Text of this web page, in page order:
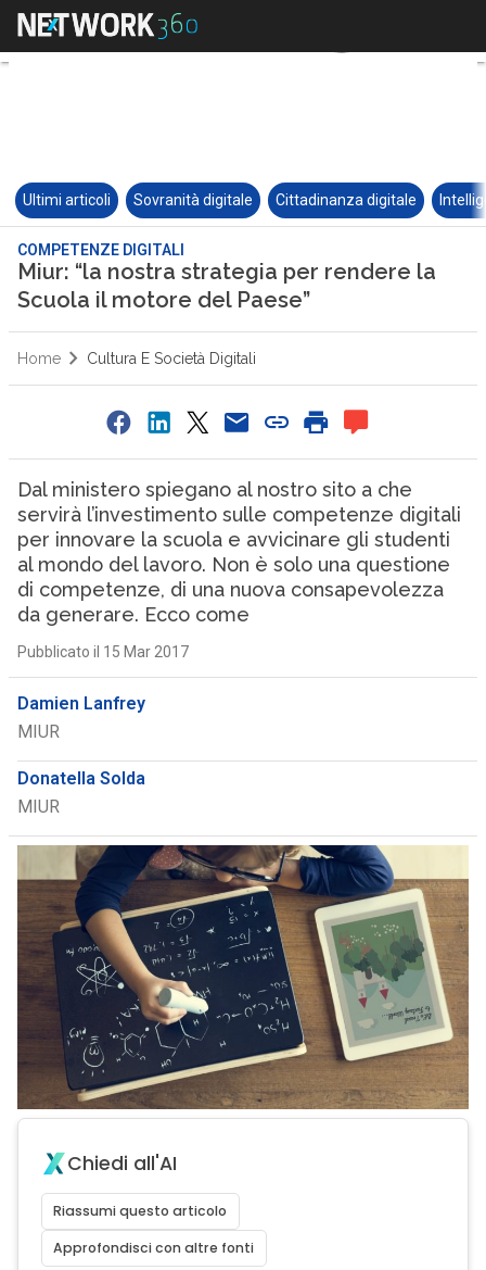
Ultimi articoli Sovranità digitale Cittadinanza digitale
COMPETENZE DIGITALI
Miur: “la nostra strategia per rendere la
Scuola il motore del Paese”
Home Cultura E Società Digitali
Dal ministero spiegano al nostro sito a che
servirà l’investimento sulle competenze digitali
per innovare la scuola e avvicinare gli studenti
al mondo del lavoro. Non è solo una questione
di competenze, di una nuova consapevolezza
da generare. Ecco come
Pubblicato il 15 Mar 2017
Damien Lanfrey
MIUR
Donatella Solda
MIUR
Chiedi all'AI
Riassumi questo articolo
Approfondisci con altre fonti